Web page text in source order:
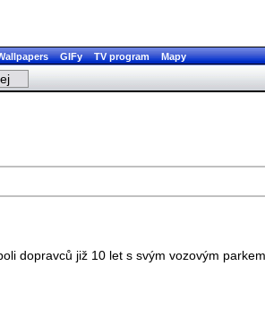
GIFy TV program Mapy
dopravců již 10 let s svým vozovým